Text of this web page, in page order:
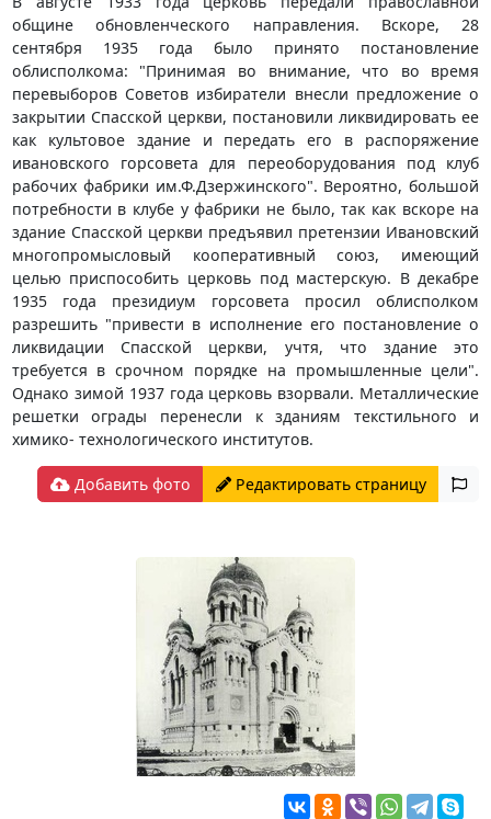
общине обновленческого направления. Вскоре, 28
сентября 1935 года было принято постановление
облисполкома: "Принимая во внимание, что во время
перевыборов Советов избиратели внесли предложение о
закрытии Спасской церкви, постановили ликвидировать ее
как культовое здание и передать его в распоряжение
ивановского горсовета для переоборудования под клуб
рабочих фабрики им.Ф.Дзержинского". Вероятно, большой
потребности в клубе у фабрики не было, так как вскоре на
здание Спасской церкви предъявил претензии Ивановский
многопромысловый кооперативный союз, имеющий
целью приспособить церковь под мастерскую. В декабре
1935 года президиум горсовета просил облисполком
разрешить "привести в исполнение его постановление о
ликвидации Спасской церкви, учтя, что здание это
требуется в срочном порядке на промышленные цели".
Однако зимой 1937 года церковь взорвали. Металлические
решетки ограды перенесли к зданиям текстильного и
химико- технологического институтов.
Добавить фото Редактировать страницу